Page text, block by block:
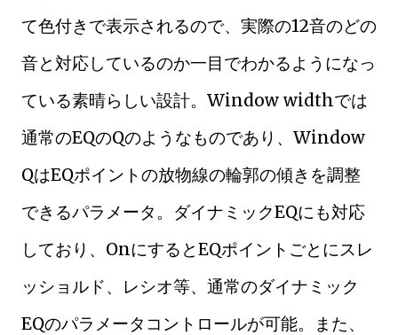
て色付きで表示されるので、実際の12音のどの
音と対応しているのか一目でわかるようになっ
ている素晴らしい設計。Window widthでは
通常のEQのQのようなものであり、Window
QはEQポイントの放物線の輪郭の傾きを調整
できるパラメータ。ダイナミックEQにも対応
しており、OnにするとEQポイントごとにスレ
ッショルド、レシオ等、通常のダイナミック
EQのパラメータコントロールが可能。また、